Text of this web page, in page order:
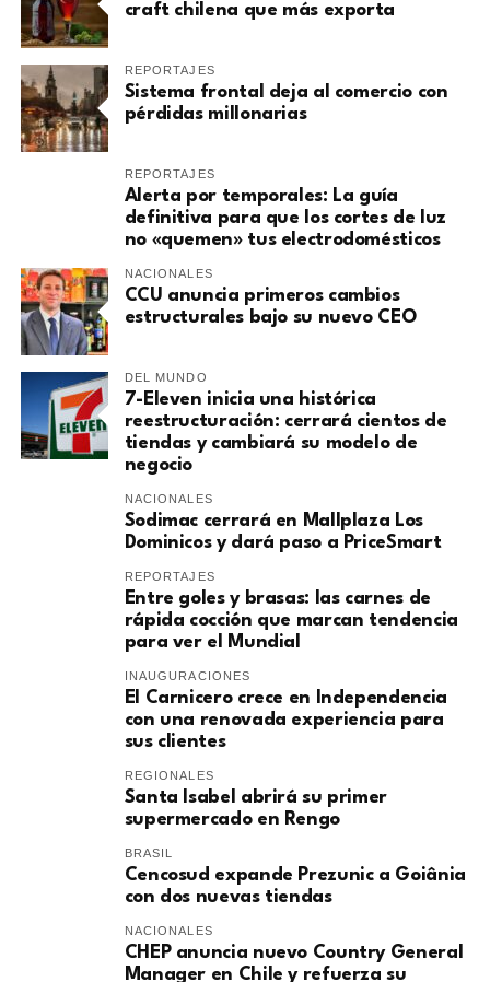
craft chilena que más exporta
REPORTAJES
Sistema frontal deja al comercio con
pérdidas millonarias
REPORTAJES
Alerta por temporales: La guía
definitiva para que los cortes de luz
no «quemen» tus electrodomésticos
NACIONALES
CCU anuncia primeros cambios
estructurales bajo su nuevo CEO
DEL MUNDO
7-Eleven inicia una histórica
reestructuración: cerrará cientos de
tiendas y cambiará su modelo de
negocio
NACIONALES
Sodimac cerrará en Mallplaza Los
Dominicos y dará paso a PriceSmart
REPORTAJES
Entre goles y brasas: las carnes de
rápida cocción que marcan tendencia
para ver el Mundial
INAUGURACIONES
El Carnicero crece en Independencia
con una renovada experiencia para
sus clientes
REGIONALES
Santa Isabel abrirá su primer
supermercado en Rengo
BRASIL
Cencosud expande Prezunic a Goiânia
con dos nuevas tiendas
NACIONALES
CHEP anuncia nuevo Country General
Manager en Chile y refuerza su